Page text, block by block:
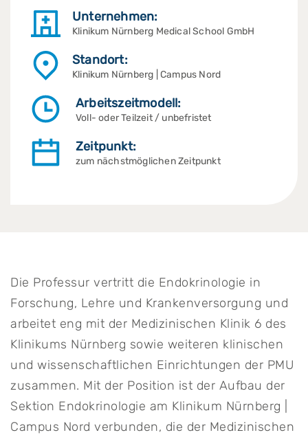
Unternehmen:
Klinikum Nürnberg Medical School GmbH
Standort:
Klinikum Nürnberg | Campus Nord
Arbeitszeitmodell:
Voll- oder Teilzeit / unbefristet
Zeitpunkt:
zum nächstmöglichen Zeitpunkt
Die Professur vertritt die Endokrinologie in
Forschung, Lehre und Krankenversorgung und
arbeitet eng mit der Medizinischen Klinik 6 des
Klinikums Nürnberg sowie weiteren klinischen
und wissenschaftlichen Einrichtungen der PMU
zusammen. Mit der Position ist der Aufbau der
Sektion Endokrinologie am Klinikum Nürnberg |
Campus Nord verbunden, die der Medizinischen